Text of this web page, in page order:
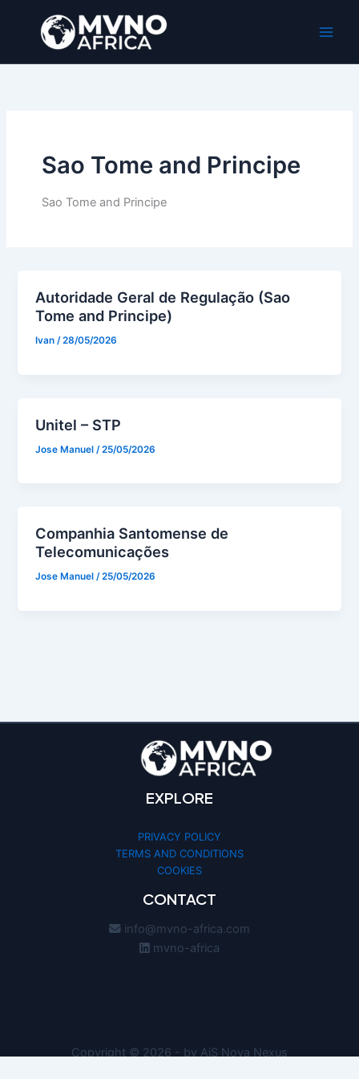
contenido
Sao Tome and Principe
Sao Tome and Principe
Autoridade Geral de Regulação (Sao
Tome and Principe)
Ivan/28/05/2026
Unitel – STP
Jose Manuel /25/05/2026
Companhia Santomense de
Telecomunicações
Jose Manuel/25/05/2026
EXPLORE
PRIVACY POLICY
TERMS AND CONDITIONS
COOKIES
CONTACT
info@mvno-africa.com
mvno-africa
Copyright © 2026 - by AiS Nova Nexus